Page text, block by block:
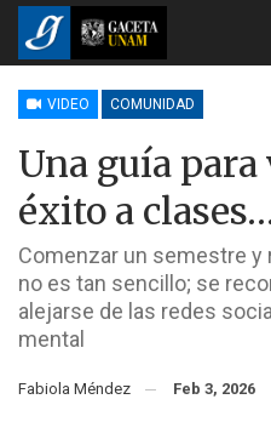
VIDEO COMUNIDAD
Una guía
éxito a
Comenzar un semestre
no es tan sencillo; se
alejarse de las redes
mental
Fabiola Méndez Feb 3, 2026